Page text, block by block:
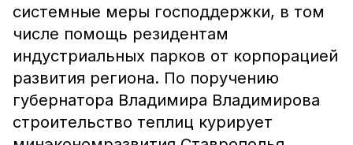
системные меры господдержки, в том
числе помощь резидентам
индустриальных парков от корпорацией
развития региона. По поручению
губернатора Владимира Владимирова
строительство теплиц курирует